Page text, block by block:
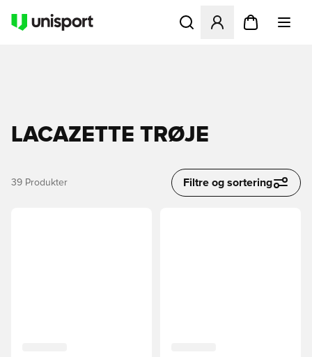
Åbner en Modal til at
LACAZETTE TRØJE
39 Produkter Filtre og sortering